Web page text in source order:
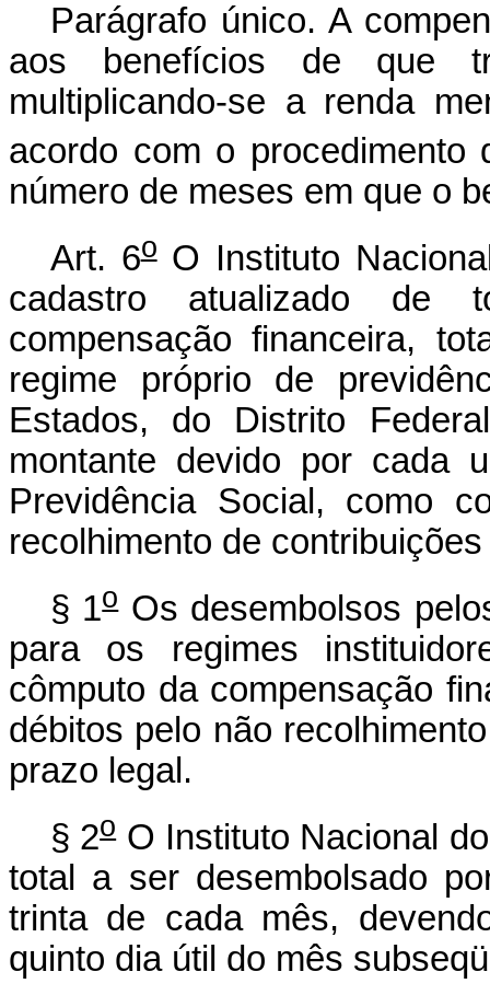
Parágrafo único. A
aos benefícios de que
multiplicando-se a renda
acordo com o procedimento
número de meses em que o
Art. 6oO Instituto
cadastro atualizado de
compensação financeira,
regime próprio de
Estados, do Distrito
montante devido por cada
Previdência Social, como
recolhimento de
§ 1oOs desembolsos
para os regimes
cômputo da compensação
débitos pelo não
prazo legal.
§ 2oO Instituto Nacional
total a ser desembolsado
trinta de cada mês,
quinto dia útil do mês